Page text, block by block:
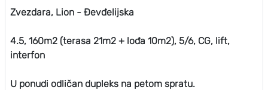
Zvezdara, Lion - Đevđelijska
4.5, 160m2 (terasa 21m2 + lođa 10m2), 5/6, CG, lift,
interfon
U ponudi odličan dupleks na petom spratu.